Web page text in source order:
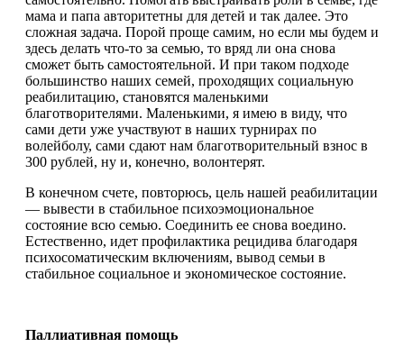
мама и папа авторитетны для детей и так далее. Это
сложная задача. Порой проще самим, но если мы будем и
здесь делать что-то за семью, то вряд ли она снова
сможет быть самостоятельной. И при таком подходе
большинство наших семей, проходящих социальную
реабилитацию, становятся маленькими
благотворителями. Маленькими, я имею в виду, что
сами дети уже участвуют в наших турнирах по
волейболу, сами сдают нам благотворительный взнос в
300 рублей, ну и, конечно, волонтерят.
В конечном счете, повторюсь, цель нашей реабилитации
— вывести в стабильное психоэмоциональное
состояние всю семью. Соединить ее снова воедино.
Естественно, идет профилактика рецидива благодаря
психосоматическим включениям, вывод семьи в
стабильное социальное и экономическое состояние.
Паллиативная помощь